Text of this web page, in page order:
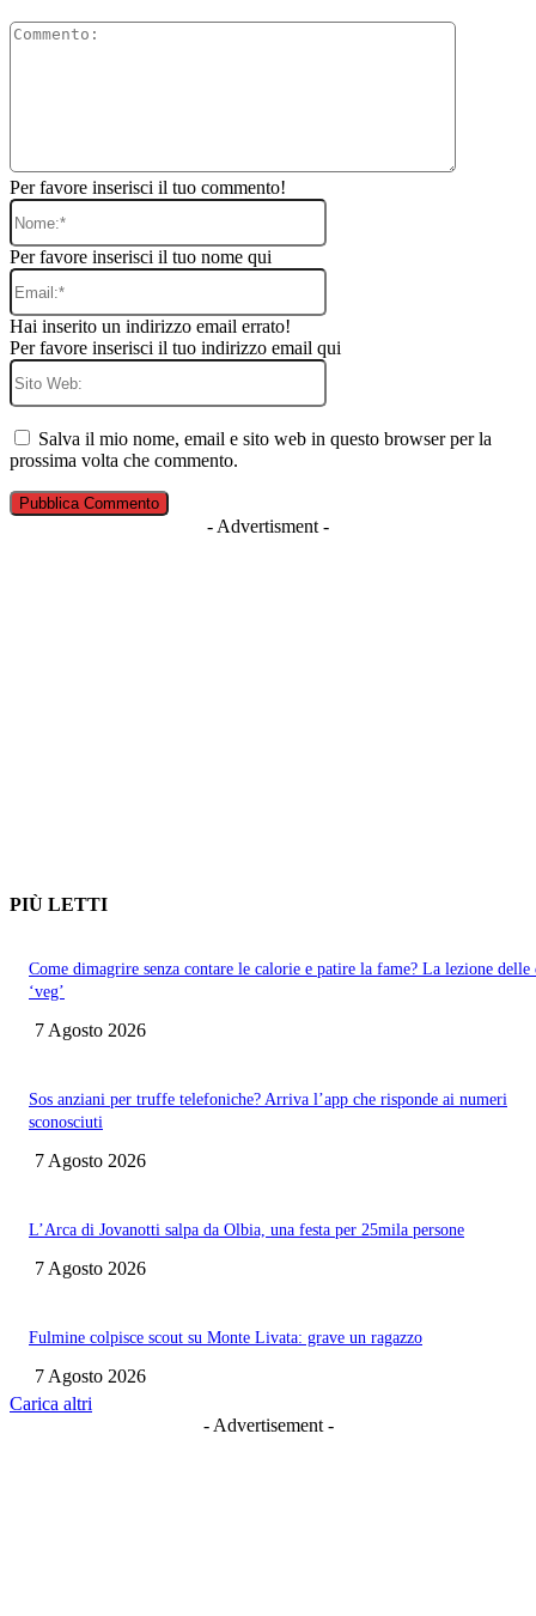
Per favore inserisci il tuo commento!
Nome:*
Per favore inserisci il tuo nome qui
Email:*
Hai inserito un indirizzo email errato!
Per favore inserisci il tuo indirizzo email qui
Sito
Salva il mio nome, email e sito web in questo browser per la
prossima volta che commento.
- Advertisment -
PIÙ LETTI
Come dimagrire senza contare le calorie e patire la fame? La lezione delle
‘veg’
7 Agosto 2026
Sos anziani per truffe telefoniche? Arriva l’app che risponde ai numeri
sconosciuti
7 Agosto 2026
L’Arca di Jovanotti salpa da Olbia, una festa per 25mila persone
7 Agosto 2026
Fulmine colpisce scout su Monte Livata: grave un ragazzo
7 Agosto 2026
Carica altri
- Advertisement -